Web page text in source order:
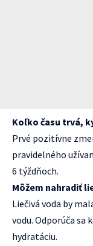
Koľko času trvá,
Prvé pozitívne
pravidelného
6 týždňoch.
Môžem nahradiť
Liečivá voda by
vodu. Odporúča
hydratáciu.